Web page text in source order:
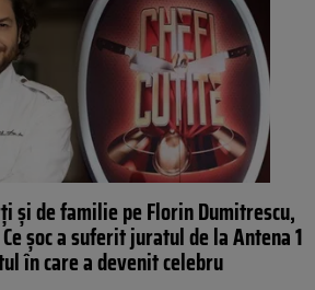
și de familie pe Florin Dumitrescu,
șoc a suferit juratul de la Antena 1
în care a devenit celebru